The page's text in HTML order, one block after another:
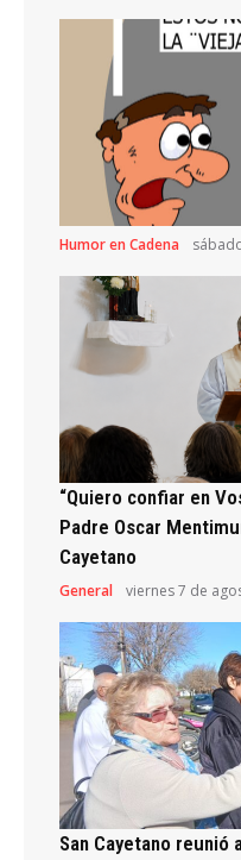
Humor en Cadena
“Quiero confiar en
Padre Oscar
Cayetano
General viernes 7 de
San Cayetano reunió